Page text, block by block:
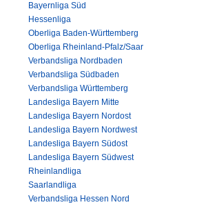
Bayernliga Süd
Hessenliga
Oberliga Baden-Württemberg
Oberliga Rheinland-Pfalz/Saar
Verbandsliga Nordbaden
Verbandsliga Südbaden
Verbandsliga Württemberg
Landesliga Bayern Mitte
Landesliga Bayern Nordost
Landesliga Bayern Nordwest
Landesliga Bayern Südost
Landesliga Bayern Südwest
Rheinlandliga
Saarlandliga
Verbandsliga Hessen Nord